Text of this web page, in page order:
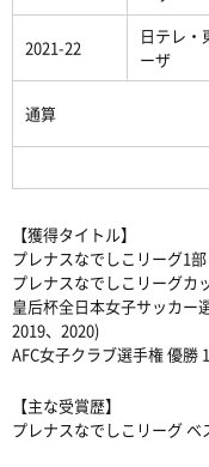
2021-22
日テレ・
ーザ
通算
【獲得タイトル】
プレナスなでしこリーグ1
プレナスなでしこリーグカ
皇后杯全日本女子サッカー
2019、2020)
AFC女子クラブ選手権 優勝
【主な受賞歴】
プレナスなでしこリーグ ベ